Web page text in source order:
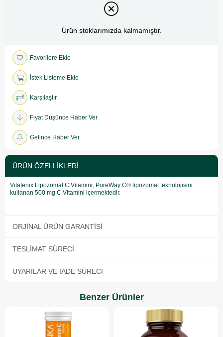
Ürün stoklarımızda kalmamıştır.
Favorilere Ekle
İstek Listeme Ekle
Karşılaştır
Fiyat Düşünce Haber Ver
Gelince Haber Ver
ÜRÜN ÖZELLIKLERI
Vitafenix Lipozomal C Vitamini, PureWay C® lipozomal teknolojisini
kullanan 500 mg C Vitamini içermektedir.
ORJINAL ÜRÜN GARANTISI
TESLIMAT SÜRECI
UYARILAR VE İADE SÜRECI
Benzer Ürünler